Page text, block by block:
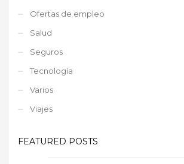
Ofertas de empleo
Salud
Seguros
Tecnología
Varios
Viajes
FEATURED POSTS